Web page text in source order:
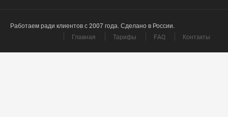
Работаем ради клиентов с 2007 года. Сделано в России.
Главная
Тарифы FAQ Контакты